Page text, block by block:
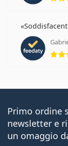
Primo ordine
newsletter e
un omaggio